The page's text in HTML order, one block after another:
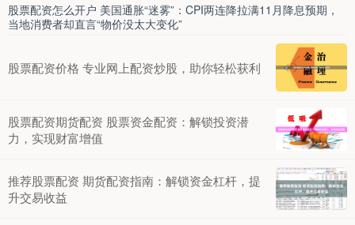
股票配资怎么开户 美国通胀“迷雾”：CPI两连降拉满11月降息预期，
当地消费者却直言“物价没太大变化”
股票配资价格 专业网上配资炒股，助你轻松获利
股票配资期货配资 股票资金配资：解锁投资潜
力，实现财富增值
推荐股票配资 期货配资指南：解锁资金杠杆，提
升交易收益